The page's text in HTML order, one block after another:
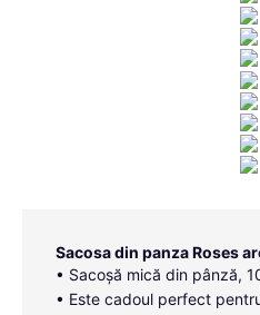
Sacosa din panza Roses
• Sacoșă mică din pânză,
• Este cadoul perfect